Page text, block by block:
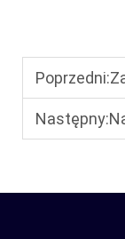
Poprzedni:
Następny: